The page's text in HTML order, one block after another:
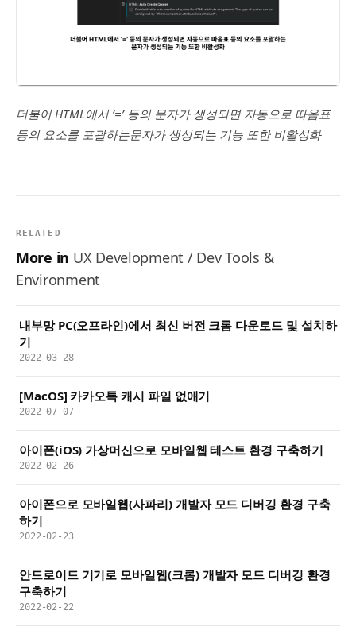
더불어 HTML에서 ‘=’ 등의 문자가 생성되면 자동으로 따옴표
등의 요소를 포괄하는문자가 생성되는 기능 또한 비활성화
RELATED
More in UX Development / Dev Tools &
Environment
내부망 PC(오프라인)에서 최신 버전 크롬 다운로드 및 설치하
기
2022-03-28
[MacOS] 카카오톡 캐시 파일 없애기
2022-07-07
아이폰(iOS) 가상머신으로 모바일웹 테스트 환경 구축하기
2022-02-26
아이폰으로 모바일웹(사파리) 개발자 모드 디버깅 환경 구축
하기
2022-02-23
안드로이드 기기로 모바일웹(크롬) 개발자 모드 디버깅 환경
구축하기
2022-02-22